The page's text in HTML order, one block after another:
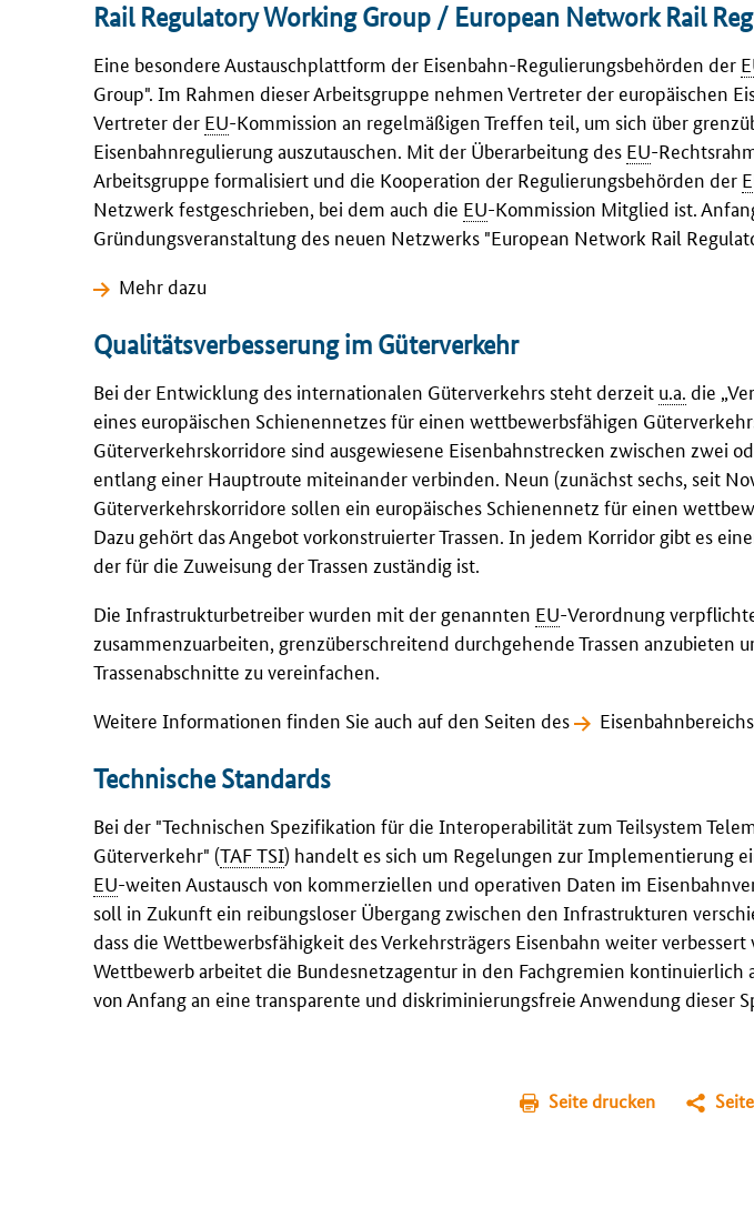
Rail Regulatory Working Group / European Network Rail
Eine besondere Austauschplattform der Eisenbahn-Regulierungsbehörden der
Group". Im Rahmen dieser Arbeitsgruppe nehmen Vertreter der europäischen
Vertreter der EU-Kommission an regelmäßigen Treffen teil, um sich über
Eisenbahnregulierung auszutauschen. Mit der Überarbeitung des EU-
Arbeitsgruppe formalisiert und die Kooperation der Regulierungsbehörden der
Netzwerk festgeschrieben, bei dem auch die EU-Kommission Mitglied ist.
Gründungsveranstaltung des neuen Netzwerks "European Network Rail
Mehr dazu
Qualitätsverbesserung im Güterverkehr
Bei der Entwicklung des internationalen Güterverkehrs steht derzeit u.a. die
eines europäischen Schienennetzes für einen wettbewerbsfähigen
Güterverkehrskorridore sind ausgewiesene Eisenbahnstrecken zwischen zwei
entlang einer Hauptroute miteinander verbinden. Neun (zunächst sechs, seit
Güterverkehrskorridore sollen ein europäisches Schienennetz für einen
Dazu gehört das Angebot vorkonstruierter Trassen. In jedem Korridor gibt es
der für die Zuweisung der Trassen zuständig ist.
Die Infrastrukturbetreiber wurden mit der genannten EU-Verordnung
zusammenzuarbeiten, grenzüberschreitend durchgehende Trassen anzubieten
Trassenabschnitte zu vereinfachen.
Weitere Informationen finden Sie auch auf den Seiten des
Eisenbahnbereichs
Technische Standards
Bei der "Technischen Spezifikation für die Interoperabilität zum Teilsystem
Güterverkehr" (TAF TSI) handelt es sich um Regelungen zur Implementierung
EU-weiten Austausch von kommerziellen und operativen Daten im
soll in Zukunft ein reibungsloser Übergang zwischen den Infrastrukturen
dass die Wettbewerbsfähigkeit des Verkehrsträgers Eisenbahn weiter
Wettbewerb arbeitet die Bundesnetzagentur in den Fachgremien kontinuierlich
von Anfang an eine transparente und diskriminierungsfreie Anwendung dieser
Seite drucken